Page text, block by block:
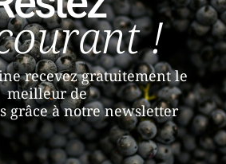
!
recevez gratuitement le
meilleur de
grâce à notre newsletter